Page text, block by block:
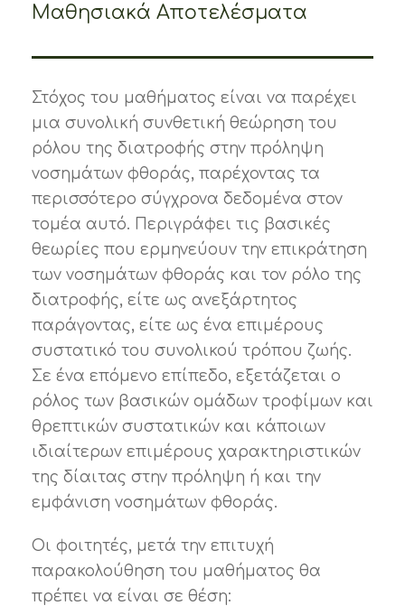
Μαθησιακά Αποτελέσματα
Στόχος του μαθήματος είναι να παρέχει
μια συνολική συνθετική θεώρηση του
ρόλου της διατροφής στην πρόληψη
νοσημάτων φθοράς, παρέχοντας τα
περισσότερο σύγχρονα δεδομένα στον
τομέα αυτό. Περιγράφει τις βασικές
θεωρίες που ερμηνεύουν την επικράτηση
των νοσημάτων φθοράς και τον ρόλο της
διατροφής, είτε ως ανεξάρτητος
παράγοντας, είτε ως ένα επιμέρους
συστατικό του συνολικού τρόπου ζωής.
Σε ένα επόμενο επίπεδο, εξετάζεται ο
ρόλος των βασικών ομάδων τροφίμων και
θρεπτικών συστατικών και κάποιων
ιδιαίτερων επιμέρους χαρακτηριστικών
της δίαιτας στην πρόληψη ή και την
εμφάνιση νοσημάτων φθοράς.
Οι φοιτητές, μετά την επιτυχή
παρακολούθηση του μαθήματος θα
πρέπει να είναι σε θέση: